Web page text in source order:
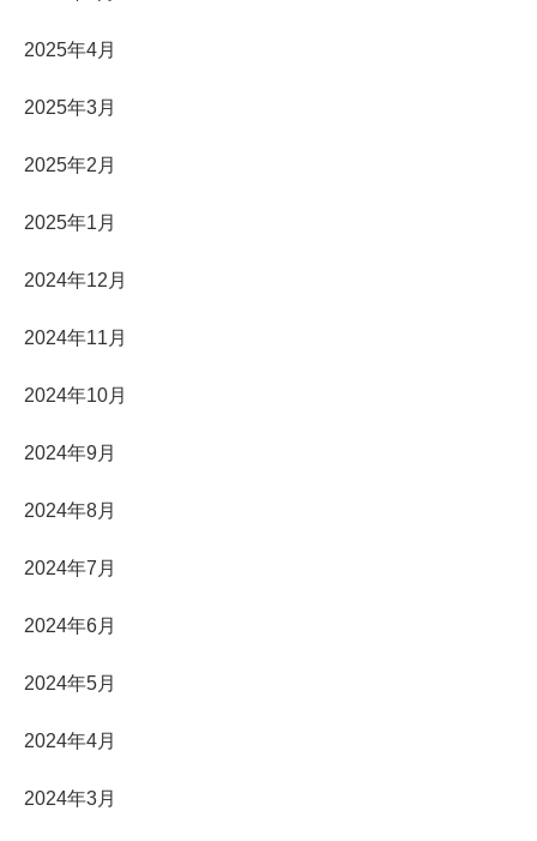
2025年4月
2025年3月
2025年2月
2025年1月
2024年12月
2024年11月
2024年10月
2024年9月
2024年8月
2024年7月
2024年6月
2024年5月
2024年4月
2024年3月